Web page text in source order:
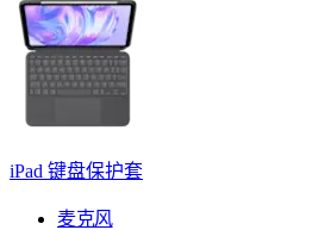
iPad 键盘保护套
麦克风